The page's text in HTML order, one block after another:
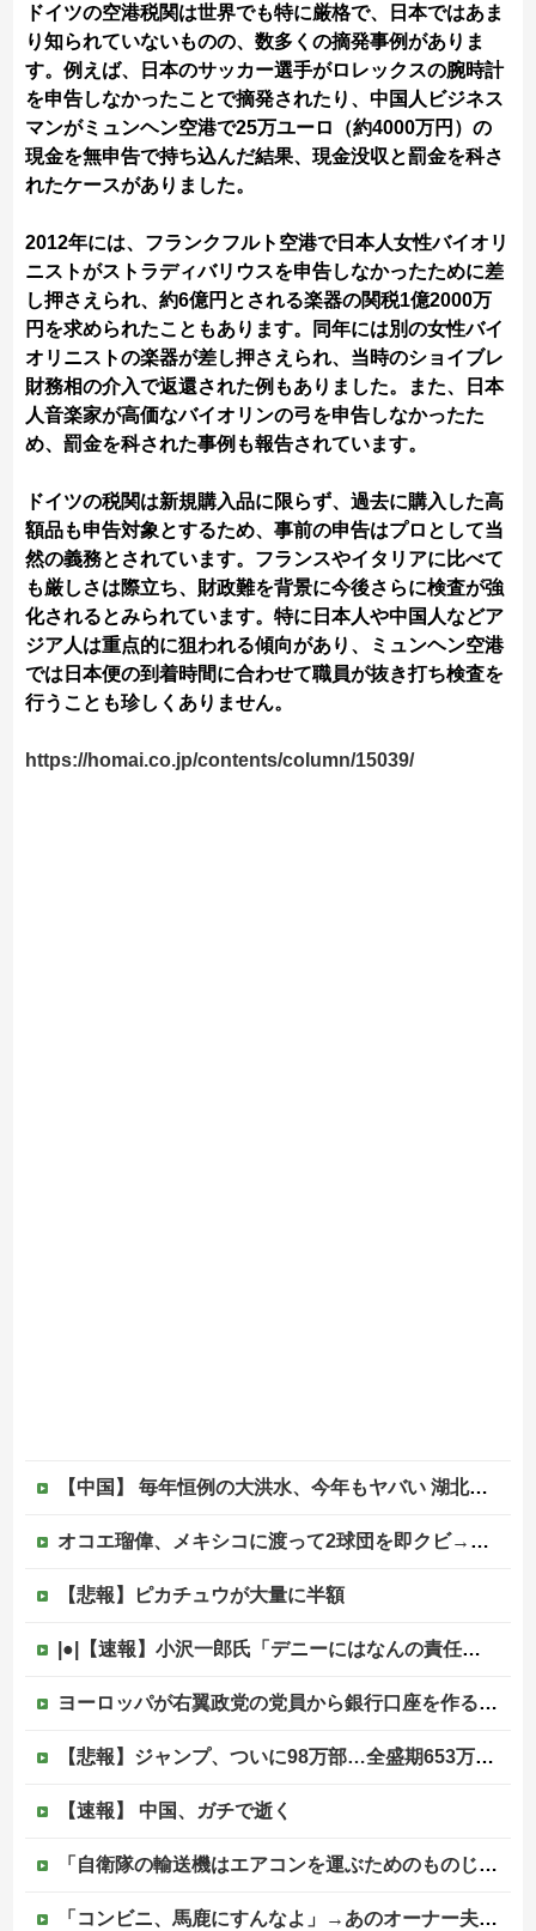
ドイツの空港税関は世界でも特に厳格で、日本ではあま
り知られていないものの、数多くの摘発事例がありま
す。例えば、日本のサッカー選手がロレックスの腕時計
を申告しなかったことで摘発されたり、中国人ビジネス
マンがミュンヘン空港で25万ユーロ（約4000万円）の
現金を無申告で持ち込んだ結果、現金没収と罰金を科さ
れたケースがありました。
2012年には、フランクフルト空港で日本人女性バイオリ
ニストがストラディバリウスを申告しなかったために差
し押さえられ、約6億円とされる楽器の関税1億2000万
円を求められたこともあります。同年には別の女性バイ
オリニストの楽器が差し押さえられ、当時のショイブレ
財務相の介入で返還された例もありました。また、日本
人音楽家が高価なバイオリンの弓を申告しなかったた
め、罰金を科された事例も報告されています。
ドイツの税関は新規購入品に限らず、過去に購入した高
額品も申告対象とするため、事前の申告はプロとして当
然の義務とされています。フランスやイタリアに比べて
も厳しさは際立ち、財政難を背景に今後さらに検査が強
化されるとみられています。特に日本人や中国人などア
ジア人は重点的に狙われる傾向があり、ミュンヘン空港
では日本便の到着時間に合わせて職員が抜き打ち検査を
行うことも珍しくありません。
https://homai.co.jp/contents/column/15039/
【中国】 毎年恒例の大洪水、今年もヤバい 湖北省秭帰県で山洪水が市街地を直撃、工場浸水・車両が次々流される
オコエ瑠偉、メキシコに渡って2球団を即クビ→SNS更新が3ヶ月間止まって消息不明に
【悲報】ピカチュウが大量に半額
|●|【速報】小沢一郎氏「デニーにはなんの責任もないのにかわいそう、不幸なこと利用し悪宣伝する人にしっかり対応を」
ヨーロッパが右翼政党の党員から銀行口座を作る権利を剥奪、そのせいで皮肉すぎる展開に突入しており……他
【悲報】ジャンプ、ついに98万部…全盛期653万部からここまで落ちる
【速報】 中国、ガチで逝く
「自衛隊の輸送機はエアコンを運ぶためのものじゃない」と救援活動に文句を付けた左派、だが次々とファクトを提示されてしまい……
「コンビニ、馬鹿にすんなよ」→あのオーナー夫婦、不起訴ｗｗｗｗｗｗｗｗｗ